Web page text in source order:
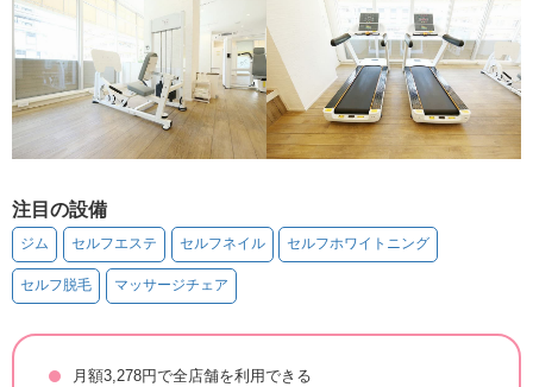
注目の設備
ジム セルフエステ セルフネイル セルフホワイトニング
セルフ脱毛 マッサージチェア
月額3,278円で全店舗を利用できる